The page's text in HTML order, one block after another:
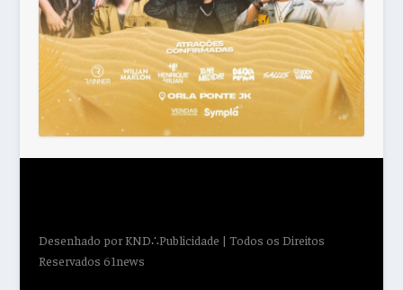
Desenhado porKND∴Publicidade | Todos os Direitos
Reservados 61news